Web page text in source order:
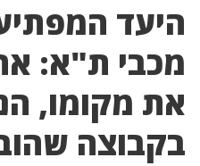
היעד
מכבי ת"א:
את מקומו,
בקבוצה